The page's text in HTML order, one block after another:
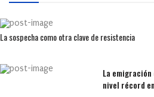
La sospecha como otra clave de resistencia
La emigración
nivel récord